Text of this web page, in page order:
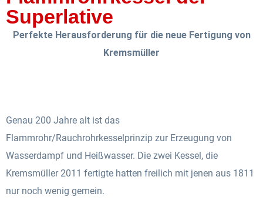
Superlative
Perfekte Herausforderung für die neue Fertigung von
Kremsmüller
Genau 200 Jahre alt ist das
Flammrohr/Rauchrohrkesselprinzip zur Erzeugung von
Wasserdampf und Heißwasser. Die zwei Kessel, die
Kremsmüller 2011 fertigte hatten freilich mit jenen aus 1811
nur noch wenig gemein.